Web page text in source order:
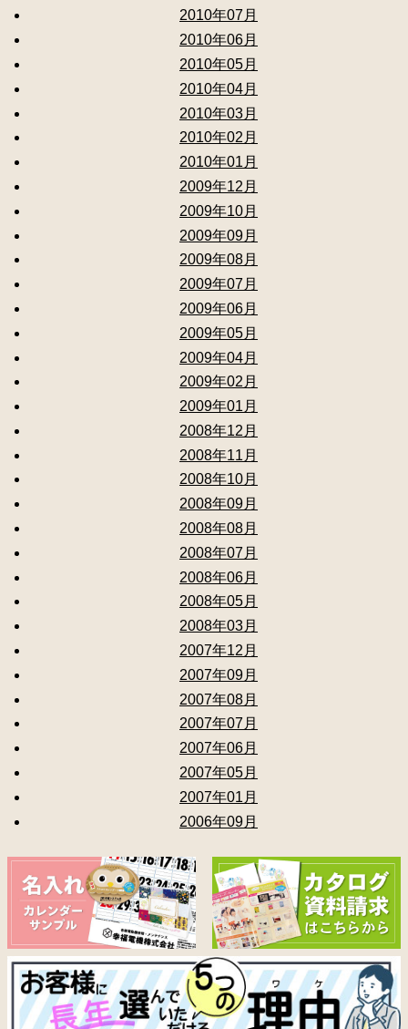
2010年07月
2010年06月
2010年05月
2010年04月
2010年03月
2010年02月
2010年01月
2009年12月
2009年10月
2009年09月
2009年08月
2009年07月
2009年06月
2009年05月
2009年04月
2009年02月
2009年01月
2008年12月
2008年11月
2008年10月
2008年09月
2008年08月
2008年07月
2008年06月
2008年05月
2008年03月
2007年12月
2007年09月
2007年08月
2007年07月
2007年06月
2007年05月
2007年01月
2006年09月